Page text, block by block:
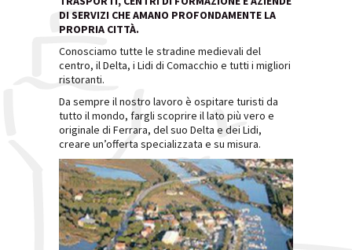
DI SERVIZI CHE AMANO PROFONDAMENTE LA
PROPRIA CITTÀ.
Conosciamo tutte le stradine medievali del
centro, il Delta, i Lidi di Comacchio e tutti i migliori
ristoranti.
Da sempre il nostro lavoro è ospitare turisti da
tutto il mondo, fargli scoprire il lato più vero e
originale di Ferrara, del suo Delta e dei Lidi,
creare un’offerta specializzata e su misura.